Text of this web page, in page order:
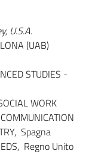
U.S.A.
(UAB)
STUDIES -
WORK
Spagna
Regno Unito